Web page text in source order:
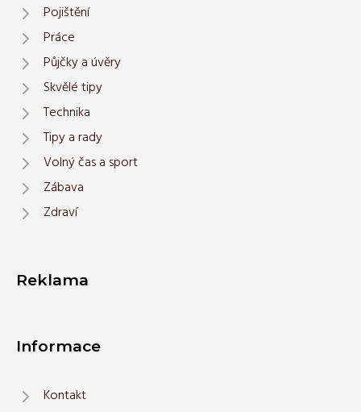
Pojištění
Práce
Půjčky a úvěry
Skvělé tipy
Technika
Tipy a rady
Volný čas a sport
Zábava
Zdraví
Reklama
Informace
Kontakt